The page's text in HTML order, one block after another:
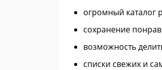
огромный каталог
сохранение
возможность
списки свежих и